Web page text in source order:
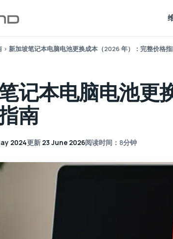
› 新加坡笔记本电脑电池更换成本（2026 年）：完整价格
记本电脑电池更
南
2024更新 23 June 2026阅读时间：8分钟